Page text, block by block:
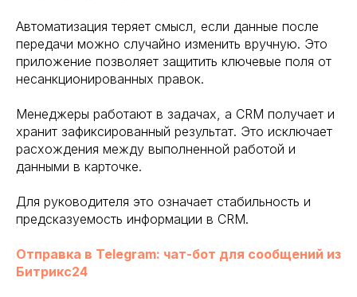
Автоматизация теряет смысл, если данные после
передачи можно случайно изменить вручную. Это
приложение позволяет защитить ключевые поля от
несанкционированных правок.
Менеджеры работают в задачах, а CRM получает и
хранит зафиксированный результат. Это исключает
расхождения между выполненной работой и
данными в карточке.
Для руководителя это означает стабильность и
предсказуемость информации в CRM.
Отправка в Telegram: чат-бот для сообщений из
Битрикс24